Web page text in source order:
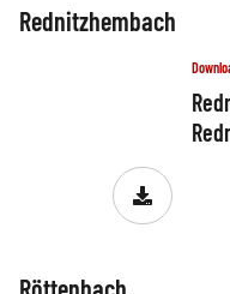
Rednitzhembach